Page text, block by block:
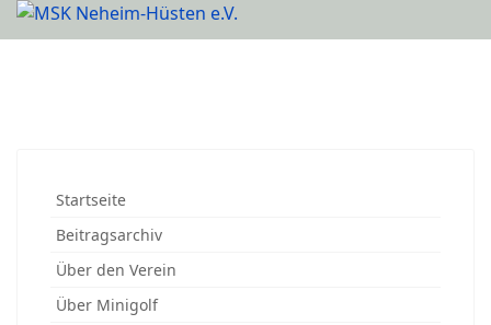
Startseite
Beitragsarchiv
Über den Verein
Über Minigolf